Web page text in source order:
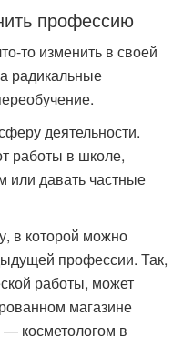
профессию
то изменить в своей
радикальные
деятельности.
работы в школе,
или давать частные
в которой можно
профессии. Так,
работы, может
магазине
косметологом в